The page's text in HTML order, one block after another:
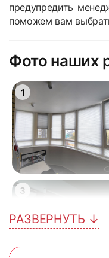
предупредить
поможем вам
Фото наших
1
3
РАЗВЕРНУТЬ ↓